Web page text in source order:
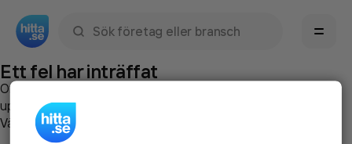
Ett fel har inträffat
Om du vill kan du
uppstod så att vi lättare och snabbare kan avhjälpa det.
Vänligen försök med följande: